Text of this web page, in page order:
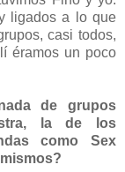
ligados a lo que
casi todos,
éramos un poco
de grupos
la de los
como Sex